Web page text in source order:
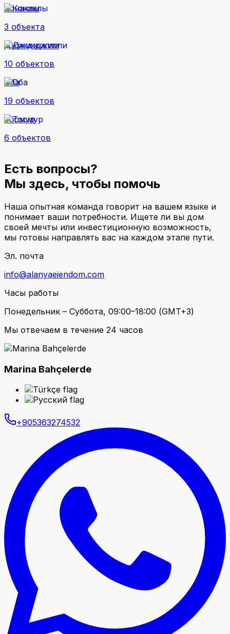
Конаклы
3 объекта
Джикджилли
10 объектов
Оба
19 объектов
Тосмур
6 объектов
Есть вопросы?
Мы здесь, чтобы помочь
Наша опытная команда говорит на вашем языке и
понимает ваши потребности. Ищете ли вы дом
своей мечты или инвестиционную возможность,
мы готовы направлять вас на каждом этапе пути.
Эл. почта
info@alanyaeiendom.com
Часы работы
Понедельник – Суббота, 09:00–18:00 (GMT+3)
Мы отвечаем в течение 24 часов
Marina Bahçelerde
+905363274532